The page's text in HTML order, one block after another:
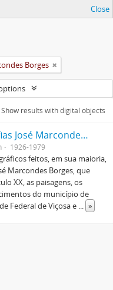
Close
Borges
Show results with digital objects
Coleção de Fotografias José Marcondes Borges
1926-1979
feitos, em sua maioria,
Marcondes Borges, que
XX, as paisagens, os
do município de
Federal de Viçosa e ... »